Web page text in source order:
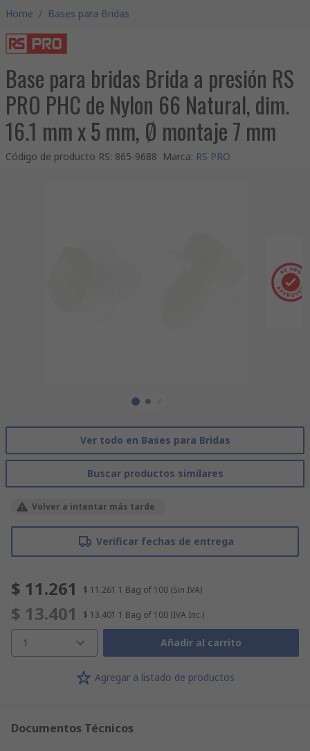
Home / Bases para Bridas
Base para bridas Brida a presión RS
PRO PHC de Nylon 66 Natural, dim.
16.1 mm x 5 mm, Ø montaje 7 mm
Código de producto RS: 865-9688 Marca: RS PRO
Ver todo en Bases para Bridas
Buscar productos similares
Volver a intentar más tarde
Verificar fechas de entrega
$ 11.261 $ 11.261 1 Bag of 100 (Sin IVA)
$ 13.401 $ 13.401 1 Bag of 100 (IVA Inc.)
1 Añadir al carrito
Agregar a listado de productos
Documentos Técnicos